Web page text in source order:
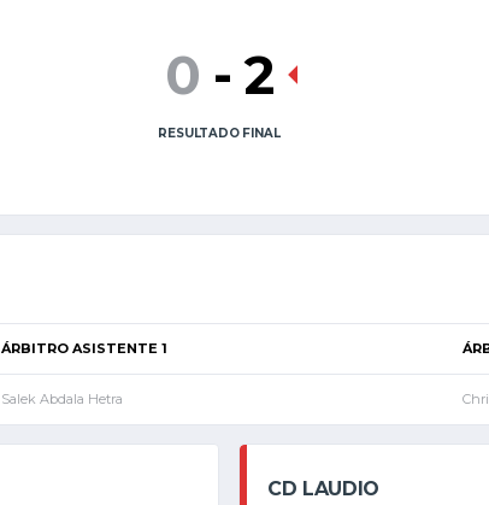
0 - 2
RESULTADO FINAL
ÁRBITRO ASISTENTE 1
Salek Abdala Hetra
CD LAUDIO